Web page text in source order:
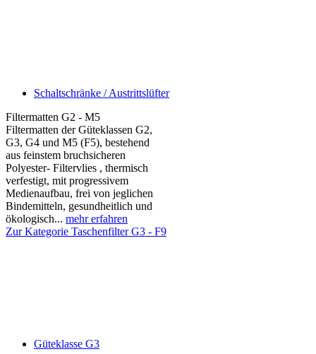
Schaltschränke / Austrittslüfter
Filtermatten G2 - M5
Filtermatten der Güteklassen G2,
G3, G4 und M5 (F5), bestehend
aus feinstem bruchsicheren
Polyester- Filtervlies , thermisch
verfestigt, mit progressivem
Medienaufbau, frei von jeglichen
Bindemitteln, gesundheitlich und
ökologisch... mehr erfahren
Zur Kategorie Taschenfilter G3 - F9
Güteklasse G3